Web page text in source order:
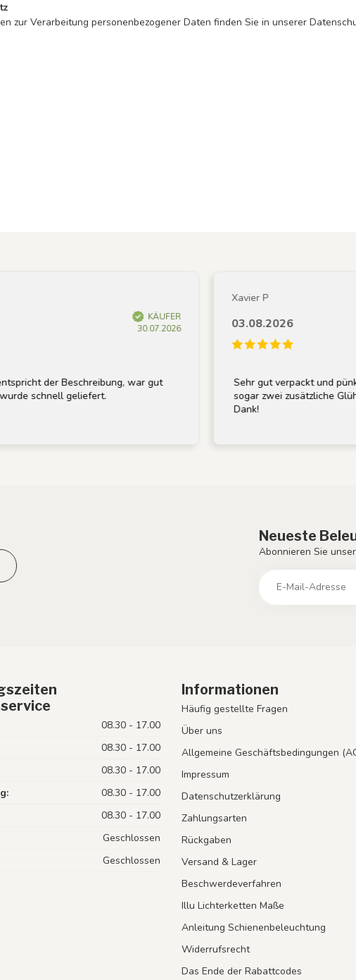
zur Verarbeitung personenbezogener Daten finden Sie in unserer
KÄUFER
30.07.2026
der Beschreibung, war gut
schnell geliefert.
Xavier P
03.08.2026
Sehr gut verpackt und
sogar zwei zusätzliche
Dank!
Neueste
Abonnieren Sie
08.30 - 17.00
08.30 - 17.00
08.30 - 17.00
08.30 - 17.00
08.30 - 17.00
Geschlossen
Geschlossen
Informationen
Häufig gestellte Fragen
Über uns
Allgemeine Geschäftsbedingungen
Impressum
Datenschutzerklärung
Zahlungsarten
Rückgaben
Versand & Lager
Beschwerdeverfahren
Illu Lichterketten Maße
Anleitung Schienenbeleuchtung
Widerrufsrecht
Das Ende der Rabattcodes